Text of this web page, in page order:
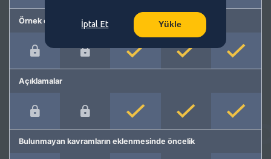
Örnek cümleler
Açıklamalar
Bulunmayan kavramların eklenmesinde öncelik
İptal Et Yükle